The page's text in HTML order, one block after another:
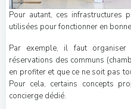
Pour autant, ces infrastructures
utilisées pour fonctionner en
Par exemple, il faut organiser
réservations des communs
en profiter et que ce ne soit pas
Pour cela, certains concepts
concierge dédié.